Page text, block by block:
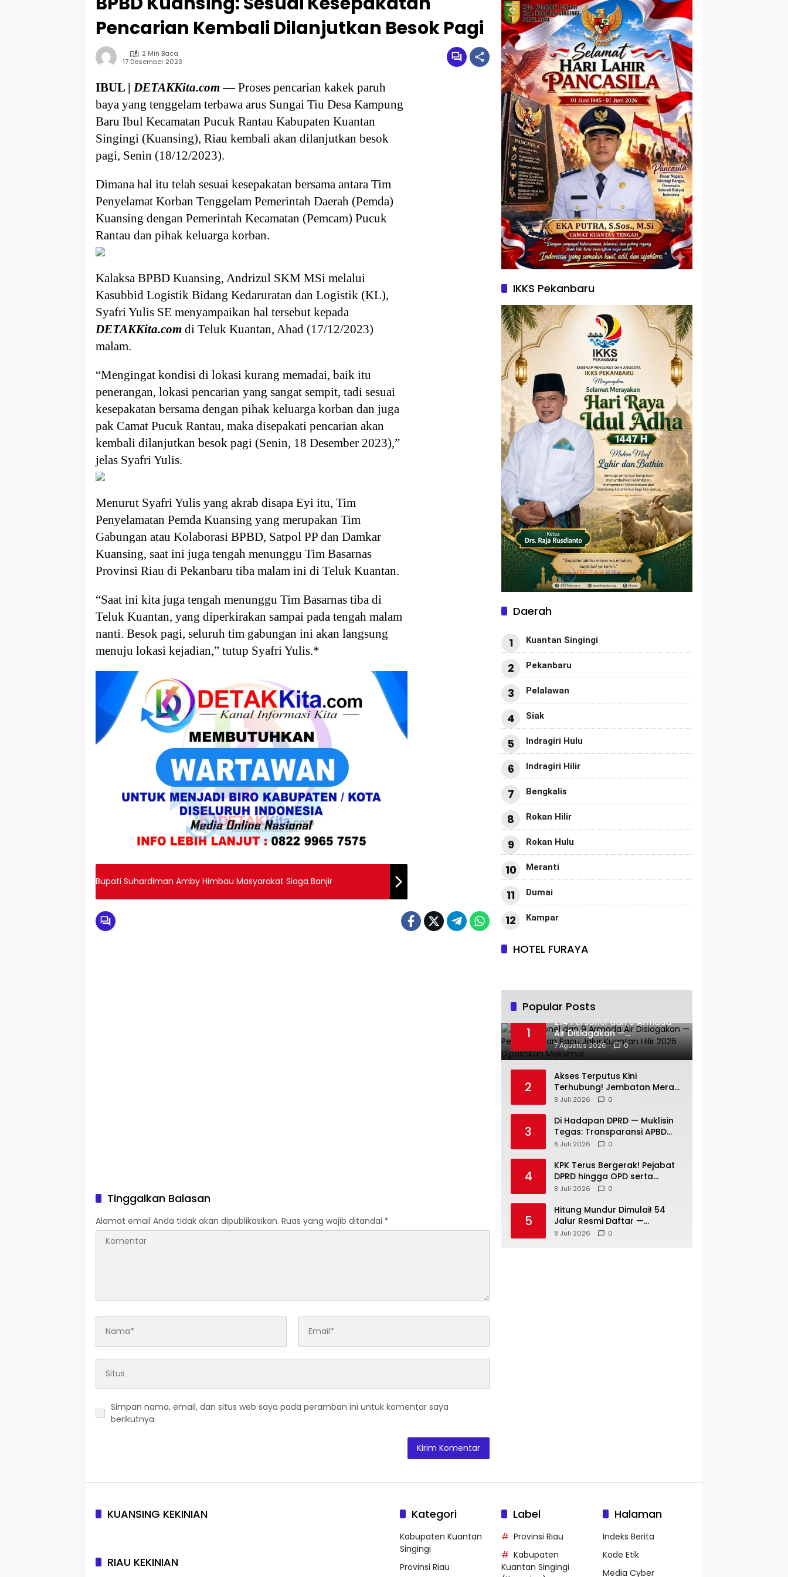
Pencarian Kembali Dilanjutkan Besok Pagi
2 Min Baca
17 Desember 2023
IBUL | DETAKKita.com—Proses pencarian kakek paruh
baya yang tenggelam terbawa arus Sungai Tiu Desa Kampung
Baru Ibul Kecamatan Pucuk Rantau Kabupaten Kuantan
Singingi (Kuansing), Riau kembali akan dilanjutkan besok
pagi, Senin (18/12/2023).
Dimana hal itu telah sesuai kesepakatan bersama antara Tim
Penyelamat Korban Tenggelam Pemerintah Daerah (Pemda)
Kuansing dengan Pemerintah Kecamatan (Pemcam) Pucuk
Rantau dan pihak keluarga korban.
Kalaksa BPBD Kuansing, Andrizul SKM MSi melalui
Kasubbid Logistik Bidang Kedaruratan dan Logistik (KL),
Syafri Yulis SE menyampaikan hal tersebut kepada
DETAKKita.com di Teluk Kuantan, Ahad (17/12/2023)
malam.
“Mengingat kondisi di lokasi kurang memadai, baik itu
penerangan, lokasi pencarian yang sangat sempit, tadi sesuai
kesepakatan bersama dengan pihak keluarga korban dan juga
pak Camat Pucuk Rantau, maka disepakati pencarian akan
kembali dilanjutkan besok pagi (Senin, 18 Desember 2023),”
jelas Syafri Yulis.
Menurut Syafri Yulis yang akrab disapa Eyi itu, Tim
Penyelamatan Pemda Kuansing yang merupakan Tim
Gabungan atau Kolaborasi BPBD, Satpol PP dan Damkar
Kuansing, saat ini juga tengah menunggu Tim Basarnas
Provinsi Riau di Pekanbaru tiba malam ini di Teluk Kuantan.
“Saat ini kita juga tengah menunggu Tim Basarnas tiba di
Teluk Kuantan, yang diperkirakan sampai pada tengah malam
nanti. Besok pagi, seluruh tim gabungan ini akan langsung
menuju lokasi kejadian,” tutup Syafri Yulis.*
Bupati Suhardiman Amby Himbau Masyarakat Siaga Banjir
Tinggalkan Balasan
Alamat email Anda tidak akan dipublikasikan. Ruas yang wajib ditandai *
Simpan nama, email, dan situs web saya pada peramban ini untuk komentar saya
berikutnya.
IKKS Pekanbaru
Daerah
1 Kuantan Singingi
2 Pekanbaru
3 Pelalawan
4 Siak
5 Indragiri Hulu
6 Indragiri Hilir
7 Bengkalis
8 Rokan Hilir
9 Rokan Hulu
10 Meranti
11 Dumai
12 Kampar
HOTEL FURAYA
Popular Posts
1
214 Personel dan 9 Armada
Air Disiagakan —
Pengamanan Pacu Jalur
Kuantan Hilir 2026 Dipastikan
7 Agustus 2026 0
2
Akses Terputus Kini
Terhubung! Jembatan Merah
Putih Presisi di Jaya Kopah
Pembangunan Tak Sekadar
Janji
8 Juli 2026 0
3
Di Hadapan DPRD — Muklisin
Tegas: Transparansi APBD
Tak Boleh Hanya Jadi Slogan!
8 Juli 2026 0
4
KPK Terus Bergerak! Pejabat
DPRD hingga OPD serta
Camat di Kuansing Diperiksa
8 Juli 2026 0
5
Hitung Mundur Dimulai! 54
Jalur Resmi Daftar —
Technical Meeting Pacu Jalur
8 Juli 2026 0
KUANSING KEKINIAN
RIAU KEKINIAN
Kategori
Kabupaten Kuantan
Singingi
Provinsi Riau
Label
Provinsi Riau
Kabupaten
Kuantan Singingi
Halaman
Indeks Berita
Kode Etik
Media Cyber